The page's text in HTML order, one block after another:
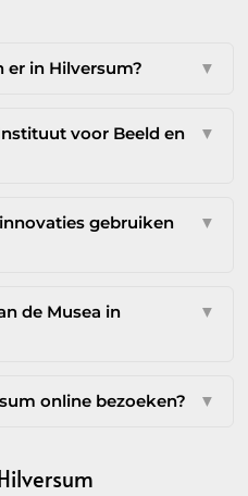
er in Hilversum? ▼
voor Beeld en
▼
gebruiken
▼
de Musea in
▼
online bezoeken? ▼